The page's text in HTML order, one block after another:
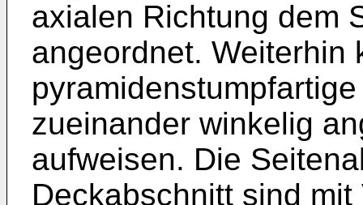
axialen Richtung dem
angeordnet. Weiterhin
zueinander winkelig
aufweisen. Die
Deckabschnitt sind